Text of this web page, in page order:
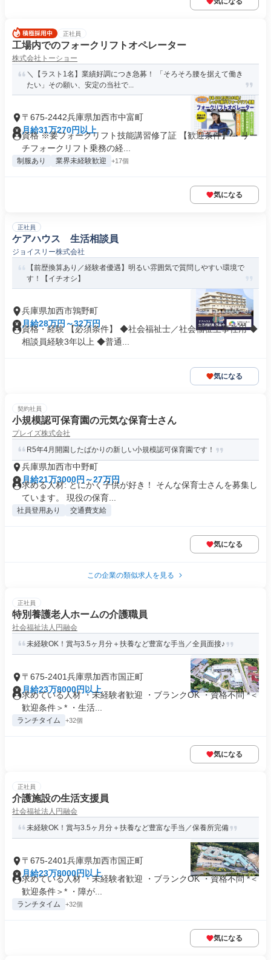
正社員
工場内でのフォークリフトオペレーター
株式会社トーショー
＼【ラスト1名】業績好調につき急募！ 「そろそろ腰を据えて働き
たい」その願い、安定の当社で...
〒675-2442兵庫県加西市中富町
月給31万270円以上
資格 ※要フォークリフト技能講習修了証 【歓迎条件】 ・リー
チフォークリフト乗務の経...
制服あり 業界未経験歓迎 +17個
気になる
正社員
ケアハウス 生活相談員
ジョイスリー株式会社
【前歴換算あり／経験者優遇】明るい雰囲気で質問しやすい環境で
す！【イチオシ】
兵庫県加西市鶉野町
月給28万円～32万円
資格・経験 【必須条件】 ◆社会福祉士／社会福祉主事任用 ◆
相談員経験3年以上 ◆普通...
気になる
契約社員
小規模認可保育園の元気な保育士さん
プレイズ株式会社
R5年4月開園したばかりの新しい小規模認可保育園です！
兵庫県加西市中野町
月給21万3000円～27万円
求める人材: とにかく子供が好き！ そんな保育士さんを募集し
ています。 現役の保育...
社員登用あり 交通費支給
気になる
この企業の類似求人を見る
正社員
特別養護老人ホームの介護職員
社会福祉法人円融会
未経験OK！賞与3.5ヶ月分＋扶養など豊富な手当／全員面接♪
〒675-2401兵庫県加西市国正町
月給23万8000円以上
求めている人材 ・未経験者歓迎 ・ブランクOK ・資格不問 *＜
歓迎条件＞* ・生活...
ランチタイム +32個
気になる
正社員
介護施設の生活支援員
社会福祉法人円融会
未経験OK！賞与3.5ヶ月分＋扶養など豊富な手当／保養所完備
〒675-2401兵庫県加西市国正町
月給23万8000円以上
求めている人材 ・未経験者歓迎 ・ブランクOK ・資格不問 *＜
歓迎条件＞* ・障が...
ランチタイム +32個
気になる